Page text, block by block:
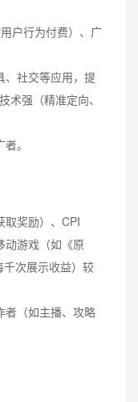
户行为付费）、广
、社交等应用，提
术强（精准定向、
。
取奖励）、CPI
动游戏（如《原
次展示收益）较
者（如主播、攻略